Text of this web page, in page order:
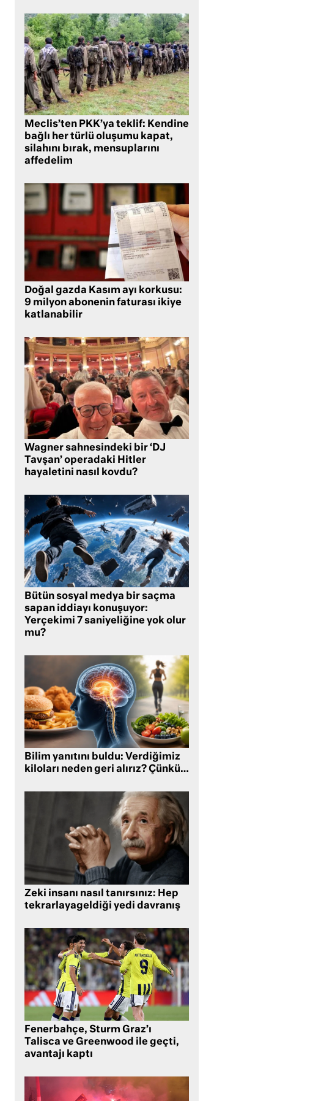
Meclis’ten PKK’ya teklif: Kendine
bağlı her türlü oluşumu kapat,
silahını bırak, mensuplarını
affedelim
Doğal gazda Kasım ayı korkusu:
9 milyon abonenin faturası ikiye
katlanabilir
Wagner sahnesindeki bir ‘DJ
Tavşan’ operadaki Hitler
hayaletini nasıl kovdu?
Bütün sosyal medya bir saçma
sapan iddiayı konuşuyor:
Yerçekimi 7 saniyeliğine yok olur
mu?
Bilim yanıtını buldu: Verdiğimiz
kiloları neden geri alırız? Çünkü…
Zeki insanı nasıl tanırsınız: Hep
tekrarlayageldiği yedi davranış
Fenerbahçe, Sturm Graz’ı
Talisca ve Greenwood ile geçti,
avantajı kaptı